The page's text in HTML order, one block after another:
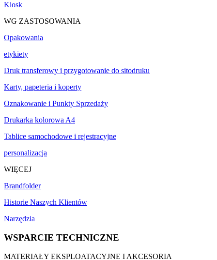
Kiosk
WG ZASTOSOWANIA
Opakowania
etykiety
Druk transferowy i przygotowanie do sitodruku
Karty, papeteria i koperty
Oznakowanie i Punkty Sprzedaży
Drukarka kolorowa A4
Tablice samochodowe i rejestracyjne
personalizacja
WIĘCEJ
Brandfolder
Historie Naszych Klientów
Narzędzia
WSPARCIE TECHNICZNE
MATERIAŁY EKSPLOATACYJNE I AKCESORIA